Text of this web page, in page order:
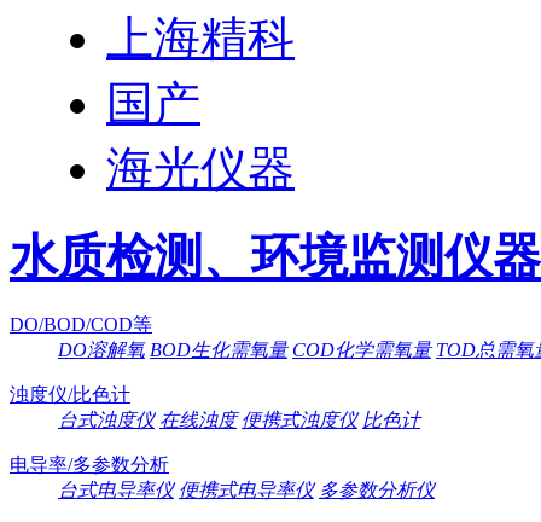
上海精科
国产
海光仪器
水质检测、环境监测仪器
DO/BOD/COD等
DO溶解氧 BOD生化需氧量 COD化学需氧量 TOD总需氧
浊度仪/比色计
台式浊度仪 在线浊度 便携式浊度仪 比色计
电导率/多参数分析
台式电导率仪 便携式电导率仪 多参数分析仪